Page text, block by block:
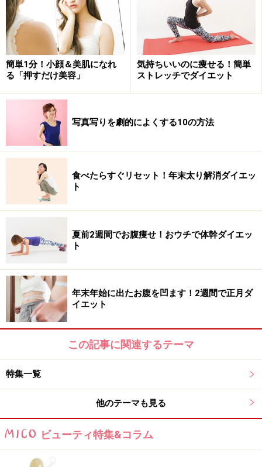
簡単1分！小顔＆美肌になれ
る「押すだけ美容」
気持ちいいのに痩せる！簡単
ストレッチでダイエット
写真写りを劇的によくする10の方法
食べたらすぐリセット！年末太り解消ダイエッ
ト
夏前2週間でお腹痩せ！おウチで体幹ダイエッ
ト
年末年始に出たお腹を凹ます！2週間で正月ダ
イエット
この記事に関連するテーマ
特集一覧
他のテーマも見る
ビューティ特集&コラム